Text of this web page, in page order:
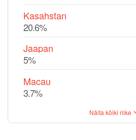
Kasahstan
20.6%
Jaapan
5%
Macau
3.7%
Näita kõiki riike